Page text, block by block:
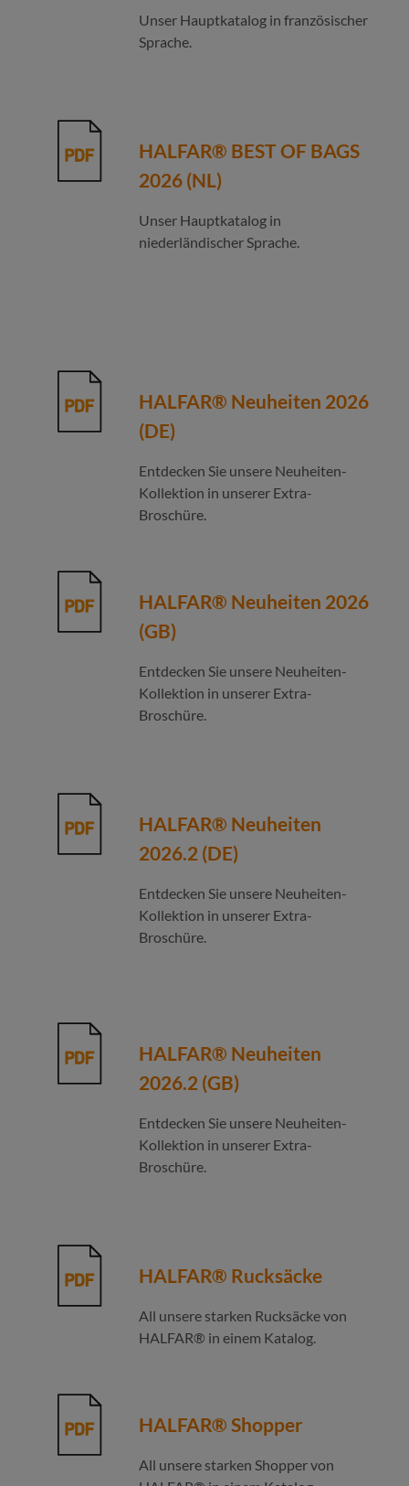
Unser Hauptkatalog in französischer
Sprache.
HALFAR® BEST OF BAGS
2026 (NL)
Unser Hauptkatalog in
niederländischer Sprache.
HALFAR® Neuheiten 2026
(DE)
Entdecken Sie unsere Neuheiten-
Kollektion in unserer Extra-
Broschüre.
HALFAR® Neuheiten 2026
(GB)
Entdecken Sie unsere Neuheiten-
Kollektion in unserer Extra-
Broschüre.
HALFAR® Neuheiten
2026.2 (DE)
Entdecken Sie unsere Neuheiten-
Kollektion in unserer Extra-
Broschüre.
HALFAR® Neuheiten
2026.2 (GB)
Entdecken Sie unsere Neuheiten-
Kollektion in unserer Extra-
Broschüre.
HALFAR® Rucksäcke
All unsere starken Rucksäcke von
HALFAR® in einem Katalog.
HALFAR® Shopper
All unsere starken Shopper von